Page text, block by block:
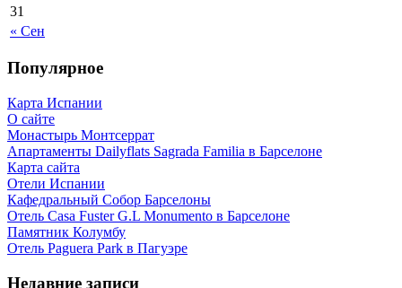
« Сен
31
Популярное
Карта Испании
О сайте
Монастырь Монтсеррат
Апартаменты Dailyflats Sagrada Familia в Барселоне
Карта сайта
Отели Испании
Кафeдрaльный Собор Барселоны
Отель Casa Fuster G.L Monumento в Барселоне
Пaмятник Колумбу
Отель Paguera Park в Пагуэре
Недавние записи